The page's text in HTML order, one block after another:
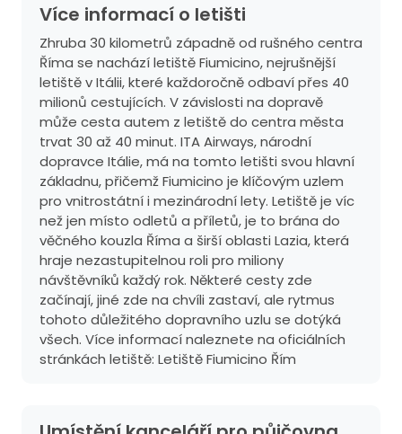
Více informací o letišti
Zhruba 30 kilometrů západně od rušného centra
Říma se nachází letiště Fiumicino, nejrušnější
letiště v Itálii, které každoročně odbaví přes 40
milionů cestujících. V závislosti na dopravě
může cesta autem z letiště do centra města
trvat 30 až 40 minut. ITA Airways, národní
dopravce Itálie, má na tomto letišti svou hlavní
základnu, přičemž Fiumicino je klíčovým uzlem
pro vnitrostátní i mezinárodní lety. Letiště je víc
než jen místo odletů a příletů, je to brána do
věčného kouzla Říma a širší oblasti Lazia, která
hraje nezastupitelnou roli pro miliony
návštěvníků každý rok. Některé cesty zde
začínají, jiné zde na chvíli zastaví, ale rytmus
tohoto důležitého dopravního uzlu se dotýká
všech. Více informací naleznete na oficiálních
stránkách letiště: Letiště Fiumicino Řím